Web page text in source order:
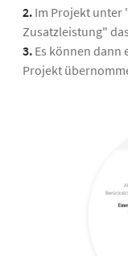
2. Im Projekt unter
Zusatzleistung"
3. Es können dann
Projekt